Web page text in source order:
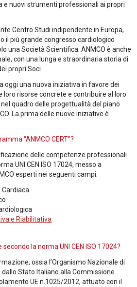
e nuovi strumenti professionali ai propri
Centro Studi indipendente in Europa,
il più grande congresso cardiologico
una Società Scientifica. ANMCO è anche
con una lunga e straordinaria storia di
propri Soci.
oggi una nuova iniziativa in favore dei
loro risorse concrete e contribuire al loro
quadro delle progettualità del piano
La prima delle nuove iniziative è
“ANMCO CERT”?
delle competenze professionali
UNI CEN ISO 17024, messo a
esperti nei seguenti campi:
e Riabilitativa
la norma UNI CEN ISO 17024?
ossia l’Organismo Nazionale di
Stato Italiano alla Commissione
UE n.1025/2012, attuato con il